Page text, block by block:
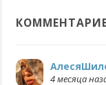
4 месяца